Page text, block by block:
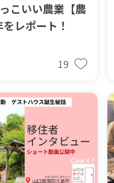
こいい農業【農
レポート！
19